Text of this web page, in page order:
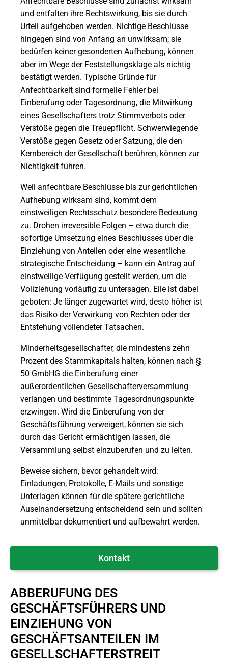
und entfalten ihre Rechtswirkung, bis sie durch
Urteil aufgehoben werden. Nichtige Beschlüsse
hingegen sind von Anfang an unwirksam; sie
bedürfen keiner gesonderten Aufhebung, können
aber im Wege der Feststellungsklage als nichtig
bestätigt werden. Typische Gründe für
Anfechtbarkeit sind formelle Fehler bei
Einberufung oder Tagesordnung, die Mitwirkung
eines Gesellschafters trotz Stimmverbots oder
Verstöße gegen die Treuepflicht. Schwerwiegende
Verstöße gegen Gesetz oder Satzung, die den
Kernbereich der Gesellschaft berühren, können zur
Nichtigkeit führen.
Weil anfechtbare Beschlüsse bis zur gerichtlichen
Aufhebung wirksam sind, kommt dem
einstweiligen Rechtsschutz besondere Bedeutung
zu. Drohen irreversible Folgen – etwa durch die
sofortige Umsetzung eines Beschlusses über die
Einziehung von Anteilen oder eine wesentliche
strategische Entscheidung – kann ein Antrag auf
einstweilige Verfügung gestellt werden, um die
Vollziehung vorläufig zu untersagen. Eile ist dabei
geboten: Je länger zugewartet wird, desto höher ist
das Risiko der Verwirkung von Rechten oder der
Entstehung vollendeter Tatsachen.
Minderheitsgesellschafter, die mindestens zehn
Prozent des Stammkapitals halten, können nach §
50 GmbHG die Einberufung einer
außerordentlichen Gesellschafterversammlung
verlangen und bestimmte Tagesordnungspunkte
erzwingen. Wird die Einberufung von der
Geschäftsführung verweigert, können sie sich
durch das Gericht ermächtigen lassen, die
Versammlung selbst einzuberufen und zu leiten.
Beweise sichern, bevor gehandelt wird:
Einladungen, Protokolle, E-Mails und sonstige
Unterlagen können für die spätere gerichtliche
Auseinandersetzung entscheidend sein und sollten
unmittelbar dokumentiert und aufbewahrt werden.
Kontakt
ABBERUFUNG DES
GESCHÄFTSFÜHRERS UND
EINZIEHUNG VON
GESCHÄFTSANTEILEN IM
GESELLSCHAFTERSTREIT